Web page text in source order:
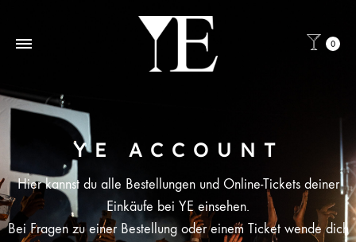
0
YE ACCOUNT
Hier kannst du alle Bestellungen und Online-Tickets deiner
Einkäufe bei YE einsehen.
Bei Fragen zu einer Bestellung oder einem Ticket wende dich